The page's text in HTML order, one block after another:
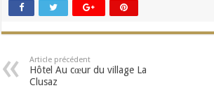
Article précédent
Hôtel Au cœur du village La
Clusaz